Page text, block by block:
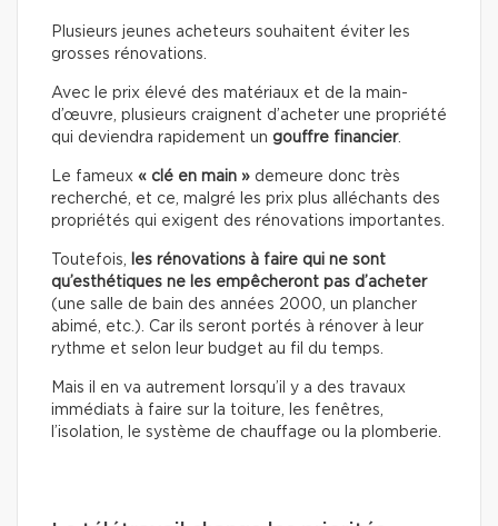
Plusieurs jeunes acheteurs souhaitent éviter les
grosses rénovations.
Avec le prix élevé des matériaux et de la main-
d’œuvre, plusieurs craignent d’acheter une propriété
qui deviendra rapidement un gouffre financier.
Le fameux « clé en main » demeure donc très
recherché, et ce, malgré les prix plus alléchants des
propriétés qui exigent des rénovations importantes.
Toutefois,
les rénovations à faire qui ne sont
qu’esthétiques ne les empêcheront pas d’acheter
(une salle de bain des années 2000, un plancher
abimé, etc.). Car ils seront portés à rénover à leur
rythme et selon leur budget au fil du temps.
Mais il en va autrement lorsqu’il y a des travaux
immédiats à faire sur la toiture, les fenêtres,
l’isolation, le système de chauffage ou la plomberie.